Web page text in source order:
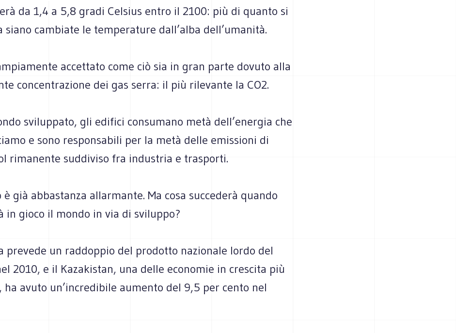
da 1,4 a 5,8 gradi Celsius entro il 2100: più di quanto si
siano cambiate le temperature dall’alba dell’umanità.
accettato come ciò sia in gran parte dovuto alla
concentrazione dei gas serra: il più rilevante la CO2.
sviluppato, gli edifici consumano metà dell’energia che
e sono responsabili per la metà delle emissioni di
rimanente suddiviso fra industria e trasporti.
è già abbastanza allarmante. Ma cosa succederà quando
in gioco il mondo in via di sviluppo?
prevede un raddoppio del prodotto nazionale lordo del
2010, e il Kazakistan, una delle economie in crescita più
ha avuto un’incredibile aumento del 9,5 per cento nel